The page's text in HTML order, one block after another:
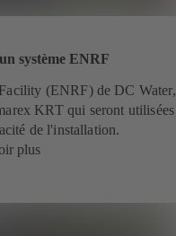
système ENRF
(ENRF) de DC
KRT qui seront utilisées
de l'installation.
plus